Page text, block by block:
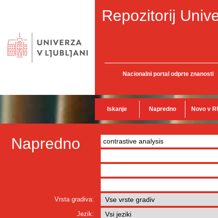
Repozitorij
Nacionalni portal odprte znanosti
Iskanje Napredno Novo v
Napredno
Vrsta gradiva:
Jezik: